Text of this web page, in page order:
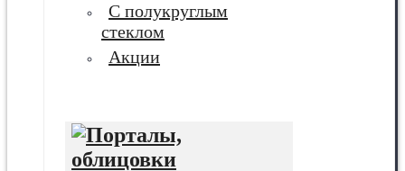
С полукруглым
стеклом
Акции